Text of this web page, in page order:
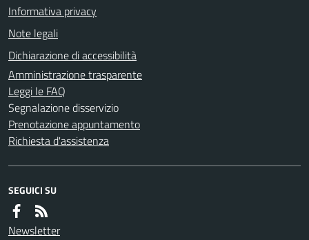
Informativa privacy
Note legali
Dichiarazione di accessibilità
Amministrazione trasparente
Leggi le FAQ
Segnalazione disservizio
Prenotazione appuntamento
Richiesta d'assistenza
SEGUICI SU
Newsletter